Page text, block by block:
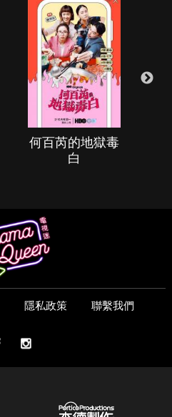
何百芮的地獄毒
白
隱私政策 聯繫我們